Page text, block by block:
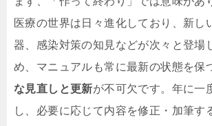
医療の世界は日々進化しており、新し
器、感染対策の知見などが次々と登場
め、マニュアルも常に最新の状態を保
な見直しと更新が不可欠です。年に一
し、必要に応じて内容を修正・加筆す